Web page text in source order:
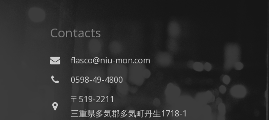
Contacts
flasco@niu-mon.com
0598-49-4800
〒519-2211
三重県多気郡多気町丹生1718-1